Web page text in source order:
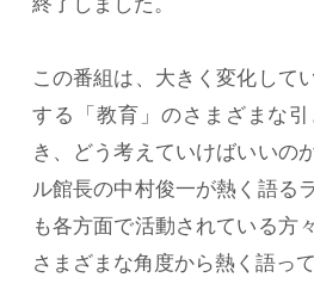
中学受験の道しるべ
よくあるご質問
お知らせ・トピッ
この番組は、大きく変化して
する「教育」のさまざまな
き、どう考えていけばいいの
ル館長の中村俊一が熱く語る
も各方面で活動されている方
さまざまな角度から熱く語っ